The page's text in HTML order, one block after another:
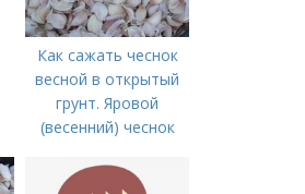
Как сажать чеснок
весной в открытый
грунт. Яровой
(весенний) чеснок